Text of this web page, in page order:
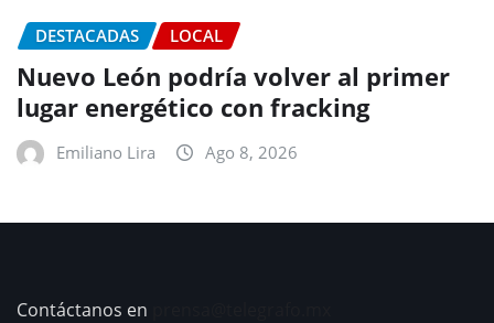
DESTACADAS LOCAL
Nuevo León podría volver al primer
lugar energético con fracking
Emiliano Lira Ago 8, 2026
Contáctanos en